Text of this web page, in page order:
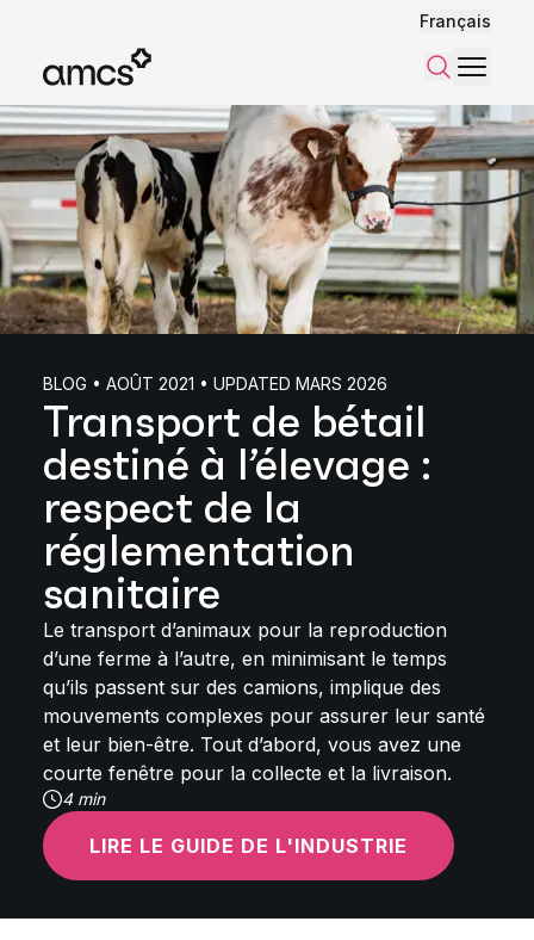
Français
Menu
BLOG • AOÛT 2021 • UPDATED MARS 2026
Transport de bétail
destiné à l’élevage :
respect de la
réglementation
sanitaire
Le transport d’animaux pour la reproduction
d’une ferme à l’autre, en minimisant le temps
qu’ils passent sur des camions, implique des
mouvements complexes pour assurer leur santé
et leur bien-être. Tout d’abord, vous avez une
courte fenêtre pour la collecte et la livraison.
4 min
LIRE LE GUIDE DE L'INDUSTRIE